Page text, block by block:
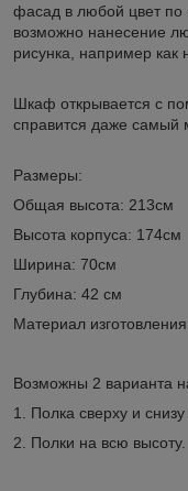
фасад в любой цвет по
возможно нанесение
рисунка, например как
Шкаф открывается с
справится даже самый
Размеры:
Общая высота: 213см
Высота корпуса: 174см
Ширина: 70см
Глубина: 42 см
Материал
Возможны 2 варианта
1. Полка сверху и
2. Полки на всю высоту.